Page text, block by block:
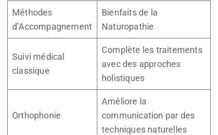
Méthodes
d’Accompagnement
Bienfaits de la
Naturopathie
Suivi médical
classique
Complète les traitements
avec des approches
holistiques
Orthophonie
Améliore la
communication par des
techniques naturelles